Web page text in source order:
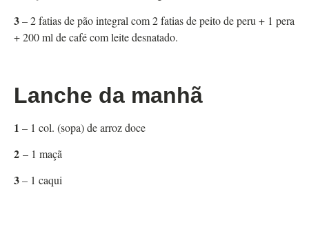
3– 2 fatias de pão integral com 2 fatias de peito de peru + 1 pera
+ 200 ml de café com leite desnatado.
Lanche da manhã
1 – 1 col. (sopa) de arroz doce
2 – 1 maçã
3– 1 caqui